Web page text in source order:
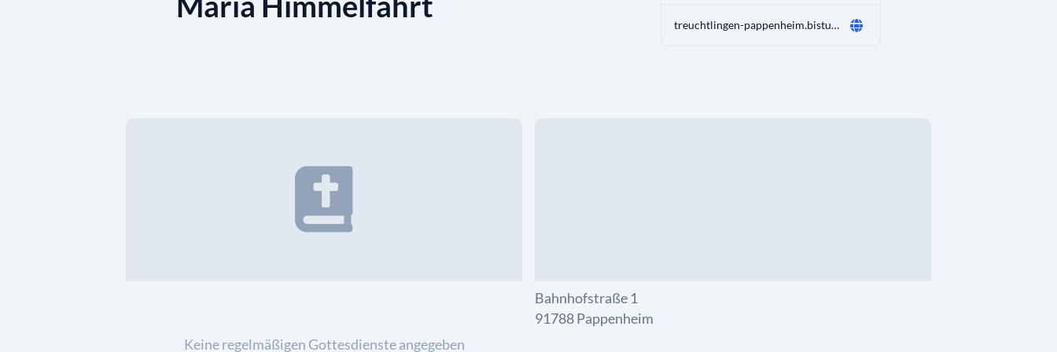
treuchtlingen-pappenheim.bistum-eichstaett.de/pfarreien/pfarrei-pappenheim
Keine regelmäßigen Gottesdienste angegeben
Bahnhofstraße 1
91788 Pappenheim